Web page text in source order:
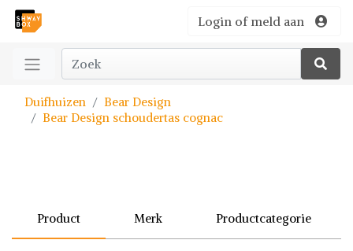
Login of meld aan
Duifhuizen
Bear Design
Bear Design schoudertas cognac
Product Merk Productcategorie